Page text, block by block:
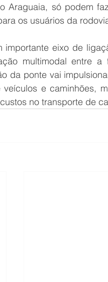
Araguaia, só podem
os usuários da
importante eixo de
multimodal entre a
da ponte vai
e caminhões,
no transporte de